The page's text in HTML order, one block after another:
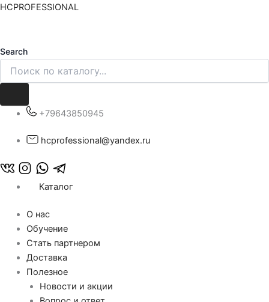
Перейти
HCPROFESSIONAL
Search
+79643850945
hcprofessional@yandex.ru
Каталог
О нас
Обучение
Стать партнером
Доставка
Полезное
Новости и акции